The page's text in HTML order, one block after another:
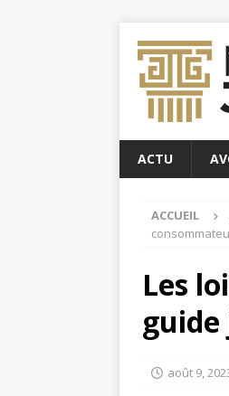
ACTU
ACCUEIL
Les
août 9,